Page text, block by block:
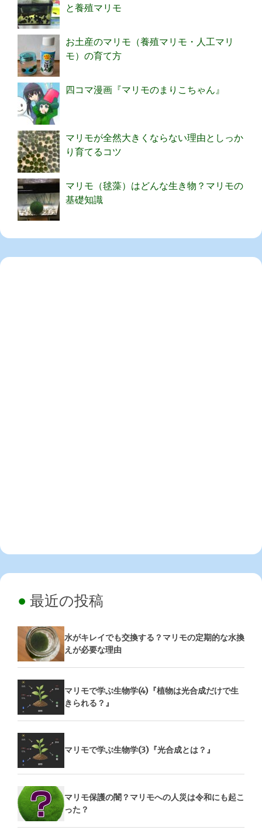
と養殖マリモ
お土産のマリモ（養殖マリモ・人工マリ
モ）の育て方
四コマ漫画『マリモのまりこちゃん』
マリモが全然大きくならない理由としっか
り育てるコツ
マリモ（毬藻）はどんな生き物？マリモの
基礎知識
最近の投稿
水がキレイでも交換する？マリモの定期的な水換
えが必要な理由
マリモで学ぶ生物学(4)『植物は光合成だけで生
きられる？』
マリモで学ぶ生物学(3)『光合成とは？』
マリモ保護の闇？マリモへの人災は令和にも起こ
った？